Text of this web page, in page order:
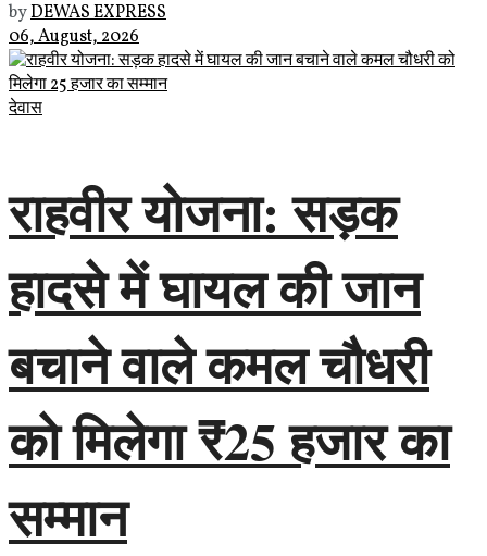
byDEWAS EXPRESS
06, August, 2026
देवास
राहवीर योजना: सड़क
हादसे में घायल की जान
बचाने वाले कमल चौधरी
को मिलेगा ₹25 हजार का
सम्मान